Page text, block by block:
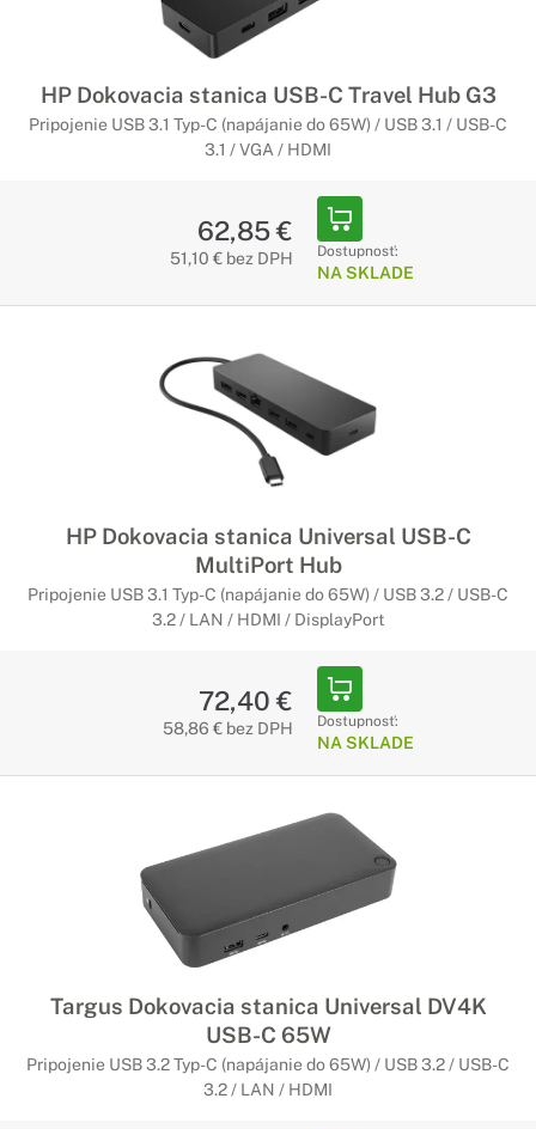
HP Dokovacia stanica USB-C Travel Hub G3
Pripojenie USB 3.1 Typ-C (napájanie do 65W) / USB 3.1 / USB-C
3.1 / VGA / HDMI
62,85 €
51,10 € bez DPH Dostupnosť:
NA SKLADE
HP Dokovacia stanica Universal USB-C
MultiPort Hub
Pripojenie USB 3.1 Typ-C (napájanie do 65W) / USB 3.2 / USB-C
3.2 / LAN / HDMI / DisplayPort
72,40 €
58,86 € bez DPH Dostupnosť:
NA SKLADE
Targus Dokovacia stanica Universal DV4K
USB-C 65W
Pripojenie USB 3.2 Typ-C (napájanie do 65W) / USB 3.2 / USB-C
3.2 / LAN / HDMI